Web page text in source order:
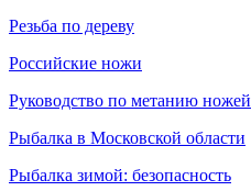
Резьба по дереву
Российские ножи
Руководство по метанию ножей
Рыбалка в Московской области
Рыбалка зимой: безопасность